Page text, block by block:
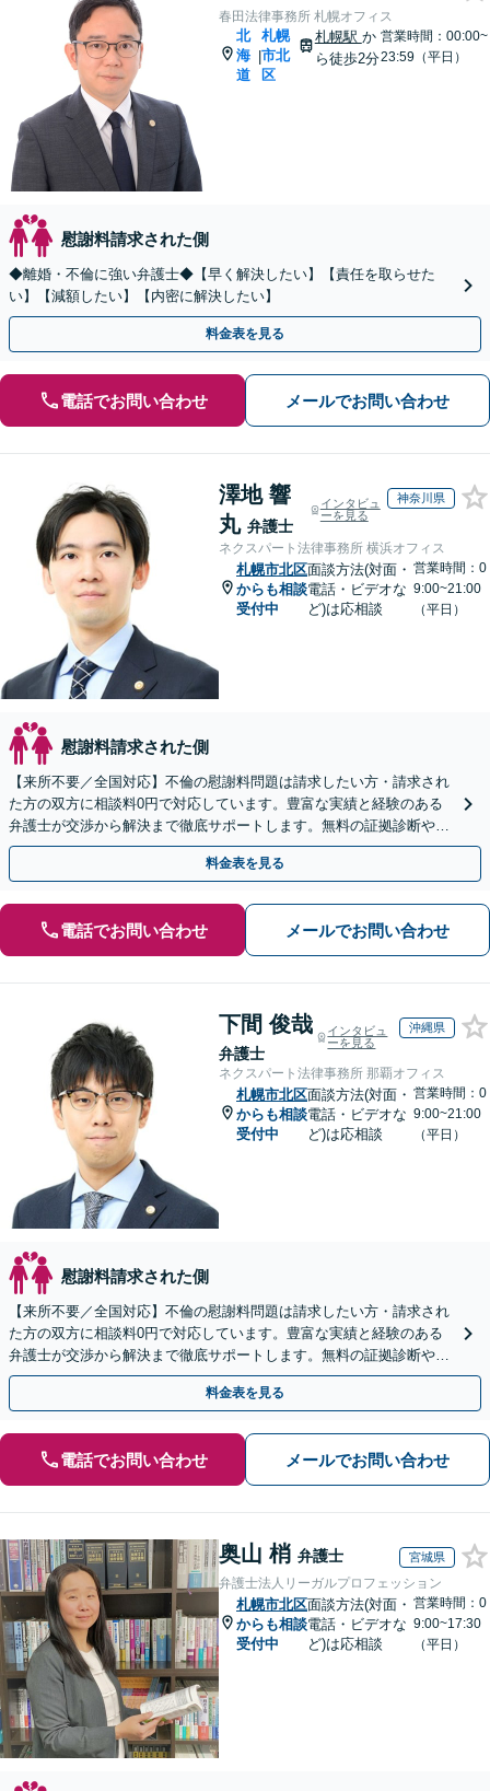
春田法律事務所 札幌オフィス
北
海
道
|
札幌
市北
区
札幌駅 か
ら徒歩2分
営業時間：00:00~
23:59（平日）
慰謝料請求された側
◆離婚・不倫に強い弁護士◆【早く解決したい】【責任を取らせた
い】【減額したい】【内密に解決したい】
料金表を見る
電話でお問い合わせ メールでお問い合わせ
澤地 響
丸 弁護士
インタビュ
ーを見る
神奈川県
ネクスパート法律事務所 横浜オフィス
札幌市北区
からも相談
受付中
面談方法(対面・
電話・ビデオな
ど)は応相談
営業時間：0
9:00~21:00
（平日）
慰謝料請求された側
【来所不要／全国対応】不倫の慰謝料問題は請求したい方・請求され
た方の双方に相談料0円で対応しています。豊富な実績と経験のある
弁護士が交渉から解決まで徹底サポートします。無料の証拠診断や着
手金の返還保証もありますので安心してご相談ください。
料金表を見る
電話でお問い合わせ メールでお問い合わせ
下間 俊哉
弁護士
インタビュ
ーを見る
沖縄県
ネクスパート法律事務所 那覇オフィス
札幌市北区
からも相談
受付中
面談方法(対面・
電話・ビデオな
ど)は応相談
営業時間：0
9:00~21:00
（平日）
慰謝料請求された側
【来所不要／全国対応】不倫の慰謝料問題は請求したい方・請求され
た方の双方に相談料0円で対応しています。豊富な実績と経験のある
弁護士が交渉から解決まで徹底サポートします。無料の証拠診断や着
手金の返還保証もありますので安心してご相談ください。
料金表を見る
電話でお問い合わせ メールでお問い合わせ
奥山 梢 弁護士 宮城県
弁護士法人リーガルプロフェッション
札幌市北区
からも相談
受付中
面談方法(対面・
電話・ビデオな
ど)は応相談
営業時間：0
9:00~17:30
（平日）